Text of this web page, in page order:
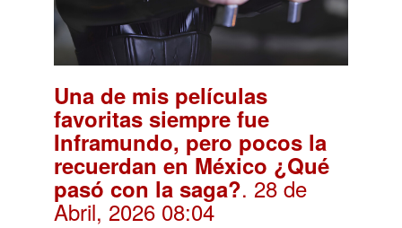
Una de mis películas
favoritas siempre fue
Inframundo, pero pocos la
recuerdan en México ¿Qué
pasó con la saga?. 28 de
Abril, 2026 08:04